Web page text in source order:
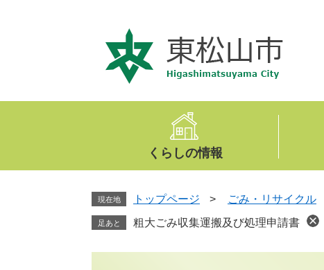
文
くらしの情報
現在地 トップページ > ごみ・リサイクル
足あと 粗大ごみ収集運搬及び処理申請書